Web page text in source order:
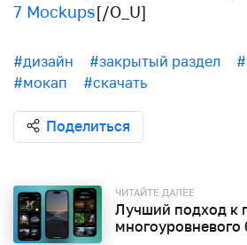
7 Mockups[/O_U]
#дизайн #закрытый раздел
#мокап
#скачать
Поделиться
ЧИТАЙТЕ ДАЛЕЕ
Лучший подход к